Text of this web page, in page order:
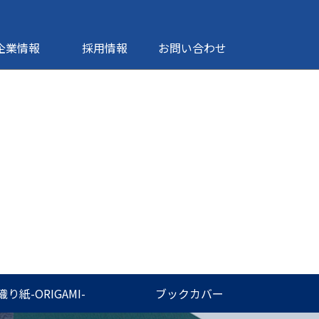
業情報 採用情報 お問い合わせ
り紙-ORIGAMI- ブックカバー